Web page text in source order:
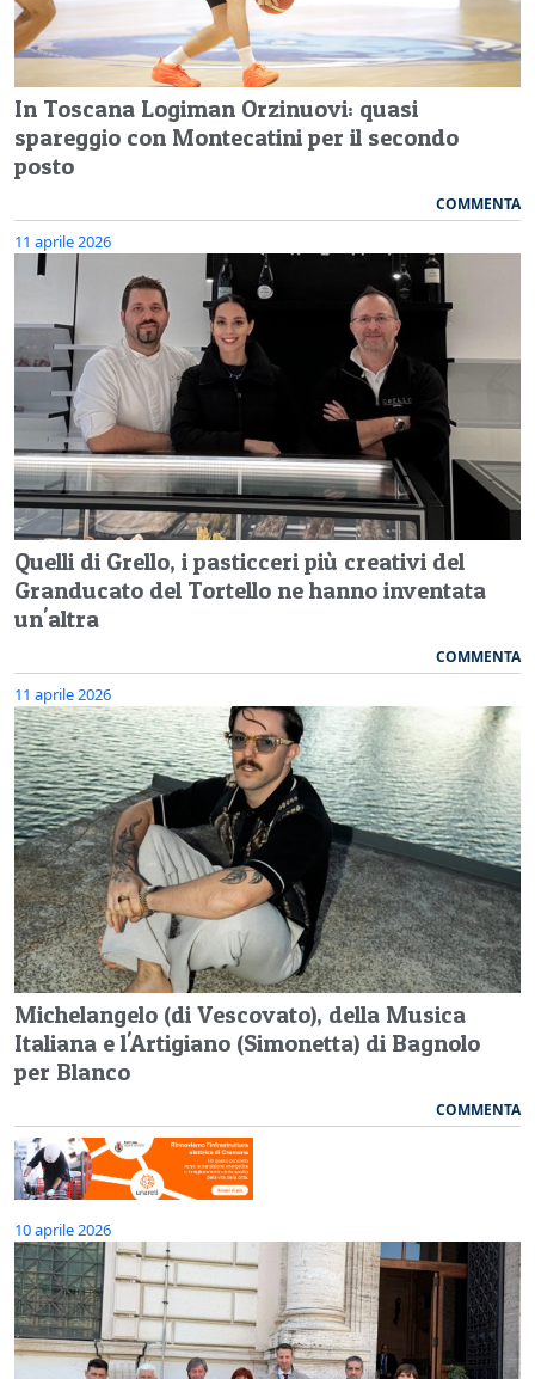
In Toscana Logiman Orzinuovi: quasi
spareggio con Montecatini per il secondo
posto
COMMENTA
11 aprile 2026
Quelli di Grello, i pasticceri più creativi del
Granducato del Tortello ne hanno inventata
un'altra
COMMENTA
11 aprile 2026
Michelangelo (di Vescovato), della Musica
Italiana e l'Artigiano (Simonetta) di Bagnolo
per Blanco
COMMENTA
10 aprile 2026